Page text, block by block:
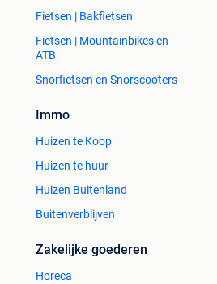
Fietsen | Bakfietsen
Fietsen | Mountainbikes en
ATB
Snorfietsen en Snorscooters
Immo
Huizen te Koop
Huizen te huur
Huizen Buitenland
Buitenverblijven
Zakelijke goederen
Horeca